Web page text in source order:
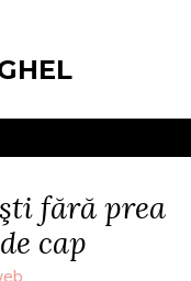
fără prea
cap